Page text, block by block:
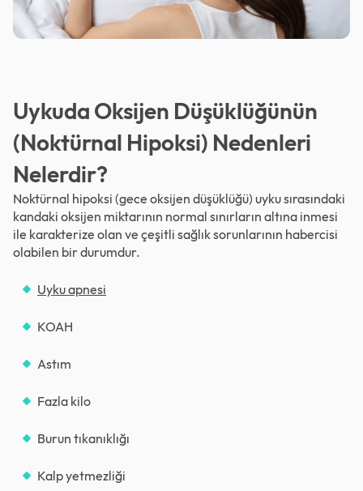
Uykuda Oksijen Düşüklüğünün
(Noktürnal Hipoksi) Nedenleri
Nelerdir?
Noktürnal hipoksi (gece oksijen düşüklüğü) uyku sırasındaki
kandaki oksijen miktarının normal sınırların altına inmesi
ile karakterize olan ve çeşitli sağlık sorunlarının habercisi
olabilen bir durumdur.
Uyku apnesi
KOAH
Astım
Fazla kilo
Burun tıkanıklığı
Kalp yetmezliği